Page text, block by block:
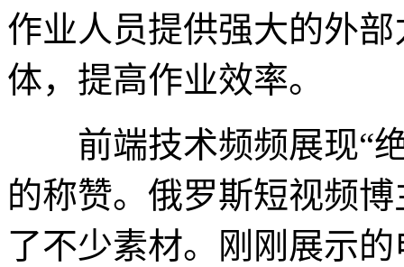
作业人员提供强大的外
体，提高作业效率。
前端技术频频展现“绝
的称赞。俄罗斯短视频
了不少素材。刚刚展示